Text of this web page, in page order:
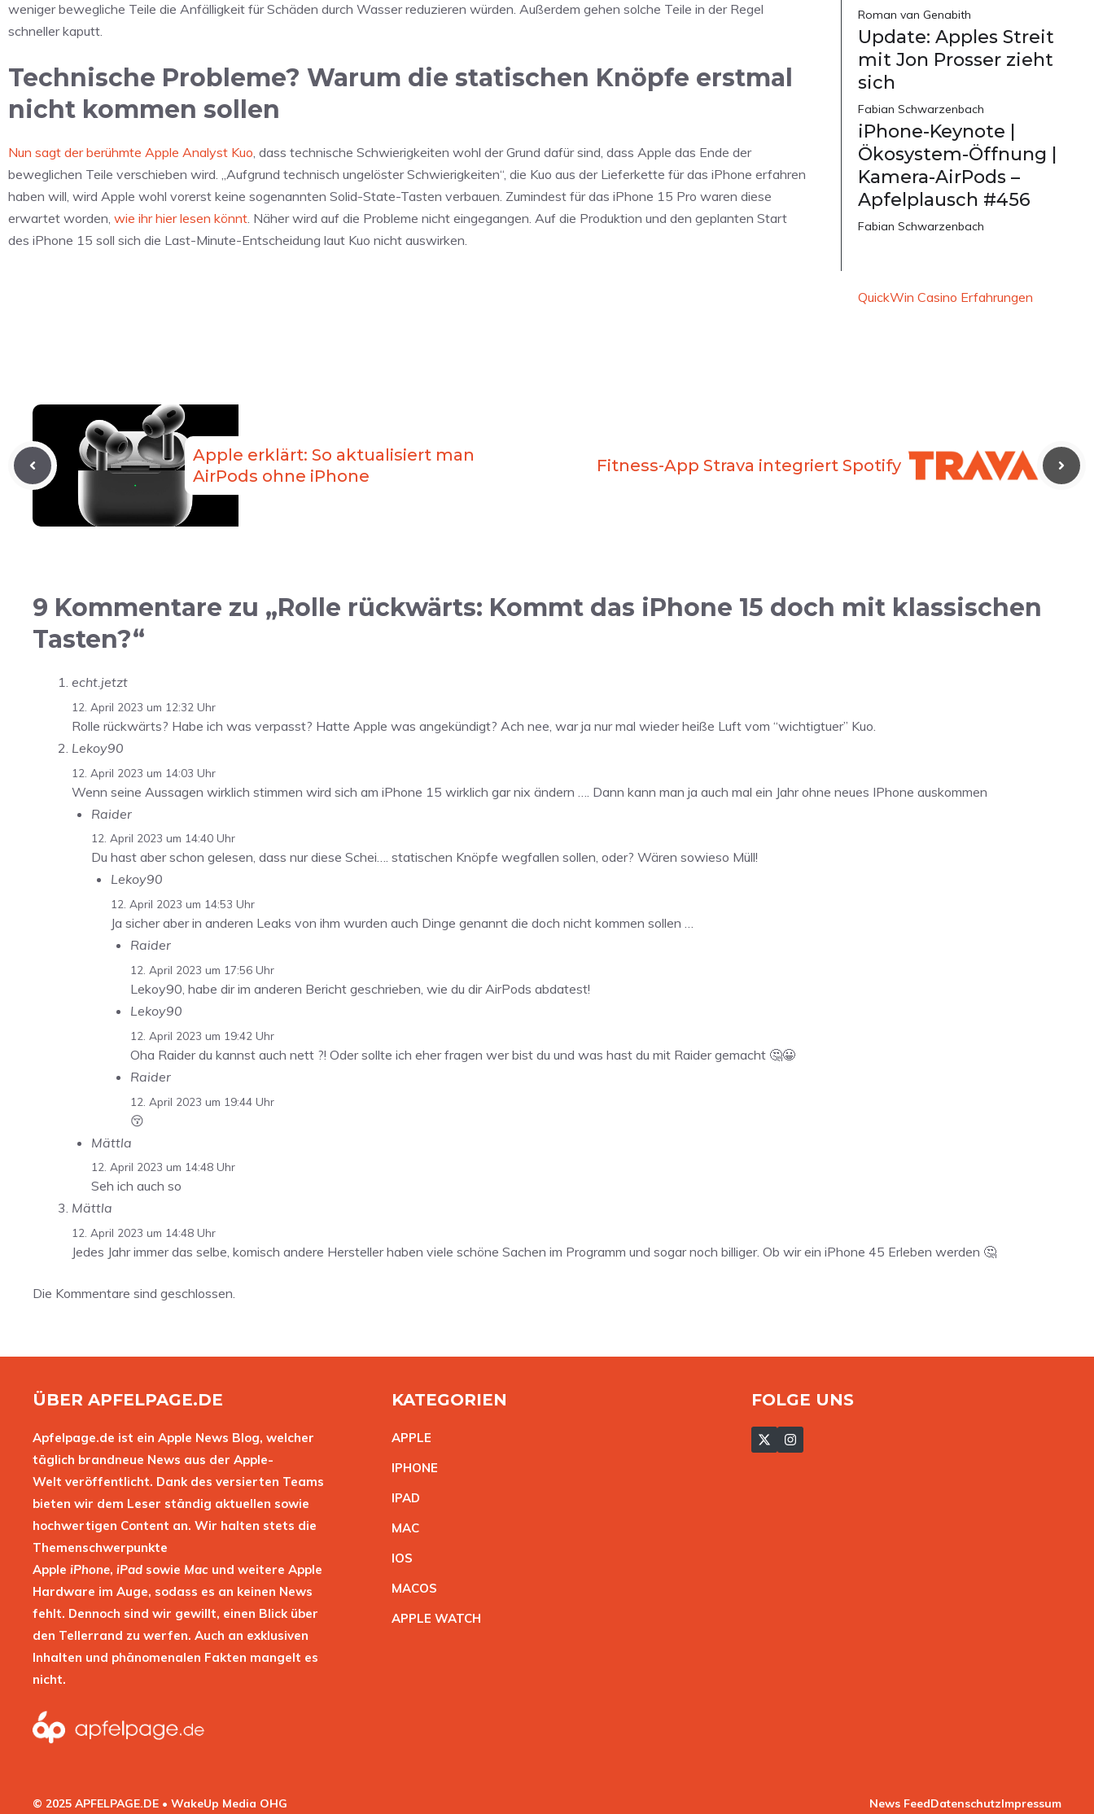
weniger bewegliche Teile die Anfälligkeit für Schäden durch Wasser reduzieren würden. Außerdem gehen solche Teile in der Regel
schneller kaputt.
Technische Probleme? Warum die statischen Knöpfe erstmal
nicht kommen sollen
Nun sagt der berühmte Apple Analyst Kuo, dass technische Schwierigkeiten wohl der Grund dafür sind, dass Apple das Ende der
beweglichen Teile verschieben wird. „Aufgrund technisch ungelöster Schwierigkeiten“, die Kuo aus der Lieferkette für das iPhone erfahren
haben will, wird Apple wohl vorerst keine sogenannten Solid-State-Tasten verbauen. Zumindest für das iPhone 15 Pro waren diese
erwartet worden, wie ihr hier lesen könnt. Näher wird auf die Probleme nicht eingegangen. Auf die Produktion und den geplanten Start
des iPhone 15 soll sich die Last-Minute-Entscheidung laut Kuo nicht auswirken.
Roman van Genabith
Update: Apples Streit
mit Jon Prosser zieht
sich
Fabian Schwarzenbach
iPhone-Keynote |
Ökosystem-Öffnung |
Kamera-AirPods –
Apfelplausch #456
Fabian Schwarzenbach
QuickWin Casino Erfahrungen
Apple erklärt: So aktualisiert man
AirPods ohne iPhone
Fitness-App Strava integriert Spotify
9 Kommentare zu „Rolle rückwärts: Kommt das iPhone 15 doch mit klassischen
Tasten?“
echt.jetzt
12. April 2023 um 12:32 Uhr
Rolle rückwärts? Habe ich was verpasst? Hatte Apple was angekündigt? Ach nee, war ja nur mal wieder heiße Luft vom “wichtigtuer” Kuo.
Lekoy90
12. April 2023 um 14:03 Uhr
Wenn seine Aussagen wirklich stimmen wird sich am iPhone 15 wirklich gar nix ändern …. Dann kann man ja auch mal ein Jahr ohne neues IPhone auskommen
Raider
12. April 2023 um 14:40 Uhr
Du hast aber schon gelesen, dass nur diese Schei…. statischen Knöpfe wegfallen sollen, oder? Wären sowieso Müll!
Lekoy90
12. April 2023 um 14:53 Uhr
Ja sicher aber in anderen Leaks von ihm wurden auch Dinge genannt die doch nicht kommen sollen …
Raider
12. April 2023 um 17:56 Uhr
Lekoy90, habe dir im anderen Bericht geschrieben, wie du dir AirPods abdatest!
Lekoy90
12. April 2023 um 19:42 Uhr
Oha Raider du kannst auch nett ?! Oder sollte ich eher fragen wer bist du und was hast du mit Raider gemacht 🤔😀
Raider
12. April 2023 um 19:44 Uhr
😚
Mättla
12. April 2023 um 14:48 Uhr
Seh ich auch so
Mättla
12. April 2023 um 14:48 Uhr
Jedes Jahr immer das selbe, komisch andere Hersteller haben viele schöne Sachen im Programm und sogar noch billiger. Ob wir ein iPhone 45 Erleben werden 🤔
Die Kommentare sind geschlossen.
ÜBER APFELPAGE.DE
Apfelpage.de ist ein Apple News Blog, welcher
täglich brandneue News aus der Apple-
Welt veröffentlicht. Dank des versierten Teams
bieten wir dem Leser ständig aktuellen sowie
hochwertigen Content an. Wir halten stets die
Themenschwerpunkte
Apple iPhone, iPad sowie Mac und weitere Apple
Hardware im Auge, sodass es an keinen News
fehlt. Dennoch sind wir gewillt, einen Blick über
den Tellerrand zu werfen. Auch an exklusiven
Inhalten und phänomenalen Fakten mangelt es
nicht.
KATEGORIEN
APPLE
IPHONE
IPAD
MAC
IOS
MACOS
APPLE WATCH
FOLGE UNS
© 2025 APFELPAGE.DE • WakeUp Media OHG News FeedDatenschutzImpressum